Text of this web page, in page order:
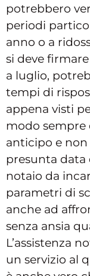
potrebbero
periodi
anno o a
si deve
a luglio,
tempi di
appena visti
modo sempre
anticipo e non
presunta data
notaio da
parametri di
anche ad
senza ansia
L’assistenza
un servizio al